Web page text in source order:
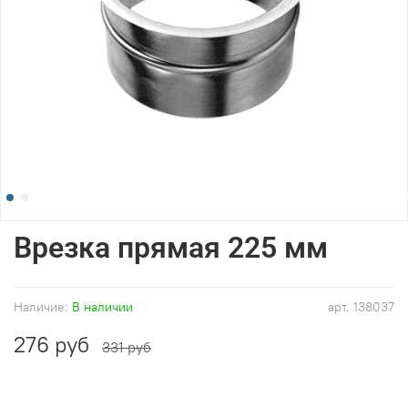
арт. 138037
Наличие: В наличии
Врезка прямая 225 мм
276 руб 331 руб